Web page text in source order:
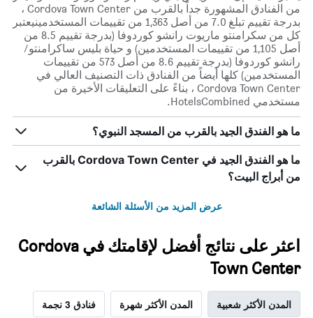
من الفنادق المشهورة جداً بالقرب من Cordova Town Center ،
بدرجة تقييم تبلغ 7.0 من أصل 1,363 من تقييمات المستخدمينيعتبر
كل من سكرامنتو ماريوت رانشو كوردوفا (بدرجة تقييم 8.5 من
أصل 1,105 من تقييمات المستخدمين) و حياة بليس ساكرامنتو/
رانشو كوردوفا (بدرجة تقييم 8.6 من أصل 573 من تقييمات
المستخدمين) كلها أيضاً من الفنادق ذات التصنيف العالي في
Cordova Town Center ، بناءً على التعليقات الأخيرة من
مستخدمي HotelsCombined.
ما هو الفندق الجيد بالقرب من المسجد النبوي؟
ما هو الفندق الجيد في Cordova Town Center بالقرب
من أبراج البيت؟
عرض المزيد من الأسئلة الشائعة
اعثر على نتائج أفضل لإقامتك في Cordova
Town Center
المدن الأكثر شعبية المدن الأكثر شهرة فنادق 3 نجمة